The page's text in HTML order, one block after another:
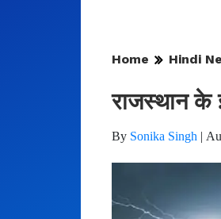
Home Hindi
राजस्थान के
By Sonika Singh |